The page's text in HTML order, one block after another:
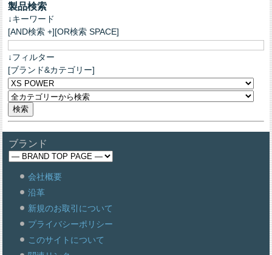
製品検索
↓キーワード
[AND検索 +][OR検索 SPACE]
↓フィルター
[ブランド&カテゴリー]
ブランド
会社概要
沿革
新規のお取引について
プライバシーポリシー
このサイトについて